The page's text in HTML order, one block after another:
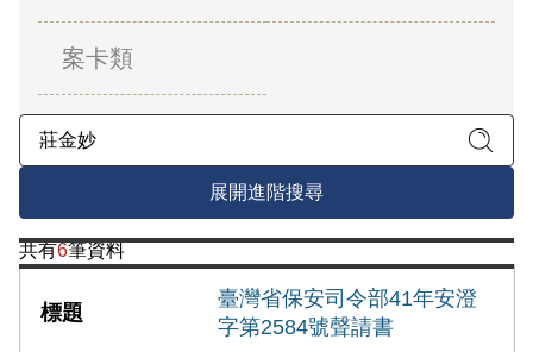
關於我們
意見信箱
案卡類
展開進階搜尋
共有6筆資料
臺灣省保安司令部41年安澄
字第2584號聲請書